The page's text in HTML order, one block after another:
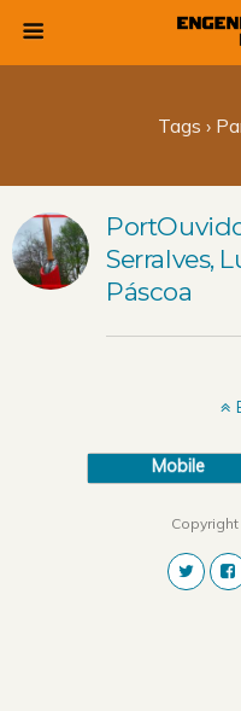
Tags ›
Serralves,
Páscoa
Mobile